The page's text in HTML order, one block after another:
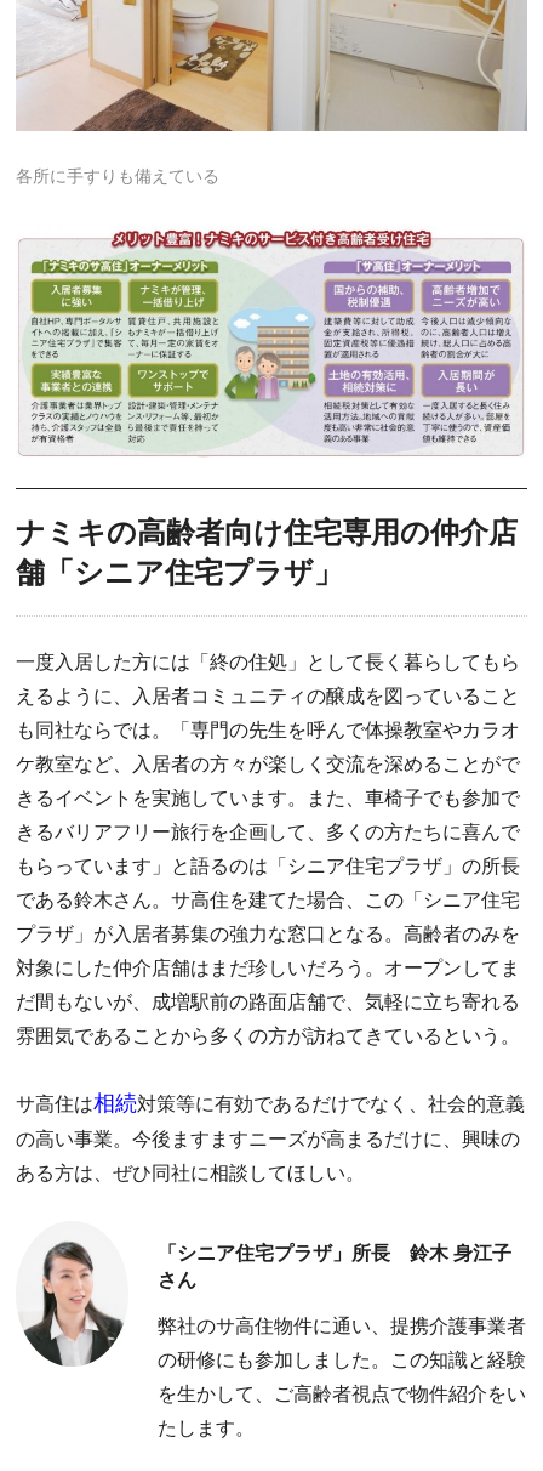
各所に手すりも備えている
ナミキの高齢者向け住宅専用の仲介店
舗「シニア住宅プラザ」
一度入居した方には「終の住処」として長く暮らしてもら
えるように、入居者コミュニティの醸成を図っていること
も同社ならでは。「専門の先生を呼んで体操教室やカラオ
ケ教室など、入居者の方々が楽しく交流を深めることがで
きるイベントを実施しています。また、車椅子でも参加で
きるバリアフリー旅行を企画して、多くの方たちに喜んで
もらっています」と語るのは「シニア住宅プラザ」の所長
である鈴木さん。サ高住を建てた場合、この「シニア住宅
プラザ」が入居者募集の強力な窓口となる。高齢者のみを
対象にした仲介店舗はまだ珍しいだろう。オープンしてま
だ間もないが、成増駅前の路面店舗で、気軽に立ち寄れる
雰囲気であることから多くの方が訪ねてきているという。
サ高住は相続対策等に有効であるだけでなく、社会的意義
の高い事業。今後ますますニーズが高まるだけに、興味の
ある方は、ぜひ同社に相談してほしい。
「シニア住宅プラザ」所長 鈴木 身江子
さん
弊社のサ高住物件に通い、提携介護事業者
の研修にも参加しました。この知識と経験
を生かして、ご高齢者視点で物件紹介をい
たします。